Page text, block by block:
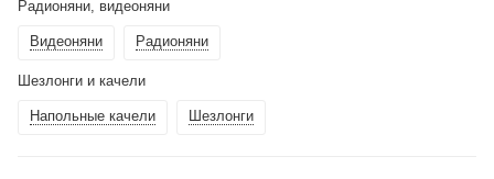
Радионяни, видеоняни
Видеоняни Радионяни
Шезлонги и качели
Напольные качели Шезлонги